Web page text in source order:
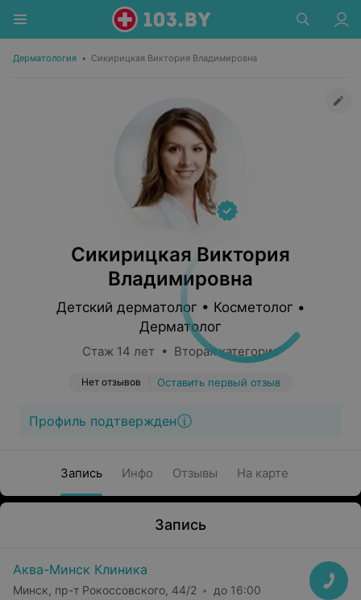
Дерматология • Сикирицкая Виктория Владимировна
Сикирицкая Виктория
Владимировна
Детский дерматолог • Косметолог •
Дерматолог
Стаж 14 лет • Вторая категория
Нет отзывов Оставить первый отзыв
Профиль подтвержден
Запись Инфо Отзывы На карте
Запись
Аква-Минск Клиника
Минск, пр-т Рокоссовского, 44/2 до 16:00